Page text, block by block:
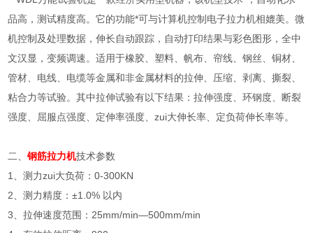
品高，测试精度高。它的功能*可与计算机控制电子拉力机相媲美。微
机控制及处理数据，伸长自动跟踪，自动打印结果与彩色图形，全中
文汉显，变频调速。适用于橡胶、塑料、帆布、帘线、钢丝、铜材、
管材、电线、电缆等金属和非金属材料的拉伸、压缩、剥离、撕裂、
粘合力等试验。其中拉伸试验有以下结果：拉伸强度、环钢度、断裂
强度、屈服点强度、定伸率强度、zui大伸长率、定负荷伸长率等。
二、钢筋拉力机技术参数
1、测力zui大负荷：0-300KN
2、测力精度：±1.0% 以内
3、拉伸速度范围：25mm/min—500mm/min